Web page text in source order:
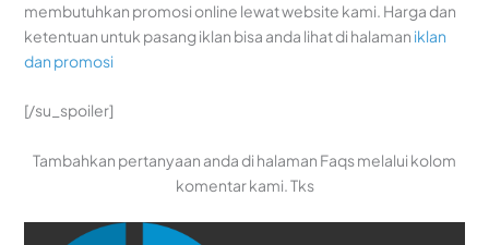
membutuhkan promosi online lewat website kami. Harga dan
ketentuan untuk pasang iklan bisa anda lihat di halaman iklan
dan promosi
[/su_spoiler]
Tambahkan pertanyaan anda di halaman Faqs melalui kolom
komentar kami. Tks